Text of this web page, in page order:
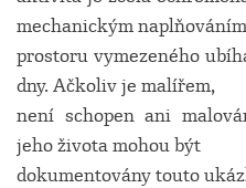
mechanickým naplňováním
prostoru vymezeného
dny. Ačkoliv je malířem,
není schopen ani
jeho života mohou být
dokumentovány touto